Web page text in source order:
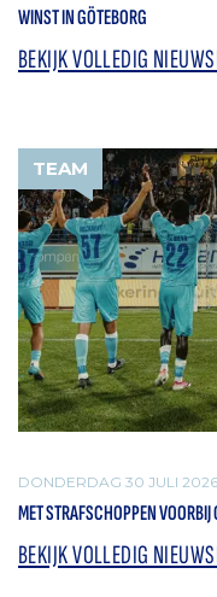
WINST IN GÖTEBORG
BEKIJK VOLLEDIG
TEAM
DONDERDAG 30 JULI 2026
MET STRAFSCHOPPEN
BEKIJK VOLLEDIG